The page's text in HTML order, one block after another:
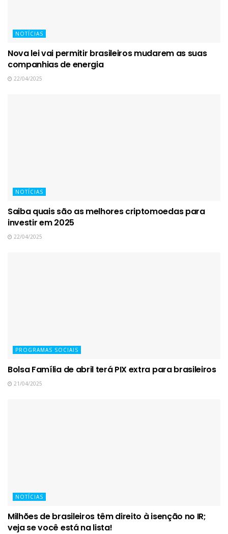
NOTÍCIAS
Nova lei vai permitir brasileiros mudarem as suas
companhias de energia
22/04/2025
NOTÍCIAS
Saiba quais são as melhores criptomoedas para
investir em 2025
22/04/2025
PROGRAMAS SOCIAIS
Bolsa Família de abril terá PIX extra para brasileiros
21/04/2025
NOTÍCIAS
Milhões de brasileiros têm direito à isenção no IR;
veja se você está na lista!